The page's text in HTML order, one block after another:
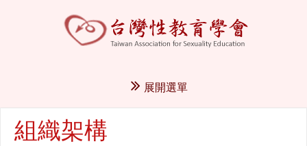
展開選單
組織架構